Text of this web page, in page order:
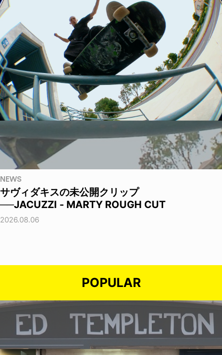
NEWS
サヴィダキスの未公開クリップ
──JACUZZI - MARTY ROUGH CUT
2026.08.06
POPULAR